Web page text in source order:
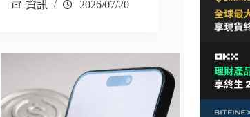
資訊 2026/07/20